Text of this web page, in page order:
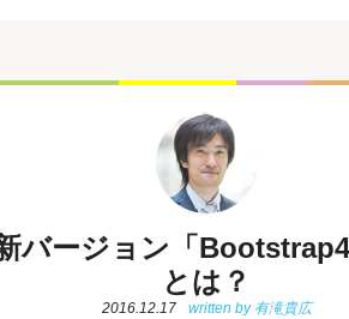
バージョン「
とは？
2016.12.17